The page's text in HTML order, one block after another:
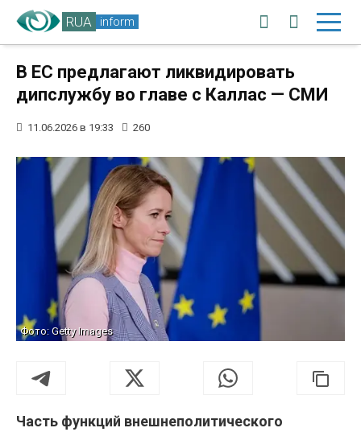
RUA inform
В ЕС предлагают ликвидировать
дипслужбу во главе с Каллас — СМИ
11.06.2026 в 19:33 260
Фото: Getty Images
Часть функций внешнеполитического